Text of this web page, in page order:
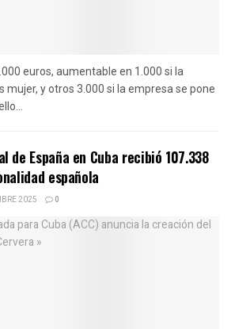
euros, aumentable en 1.000 si la
mujer, y otros 3.000 si la empresa se pone
de España en Cuba recibió 107.338
española
2025 0